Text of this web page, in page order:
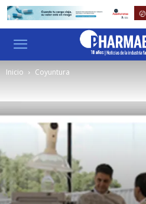
Inicio Coyuntura